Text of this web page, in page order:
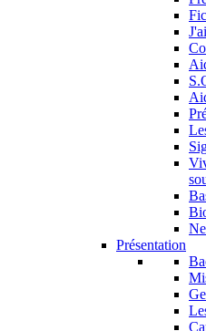
Présentation